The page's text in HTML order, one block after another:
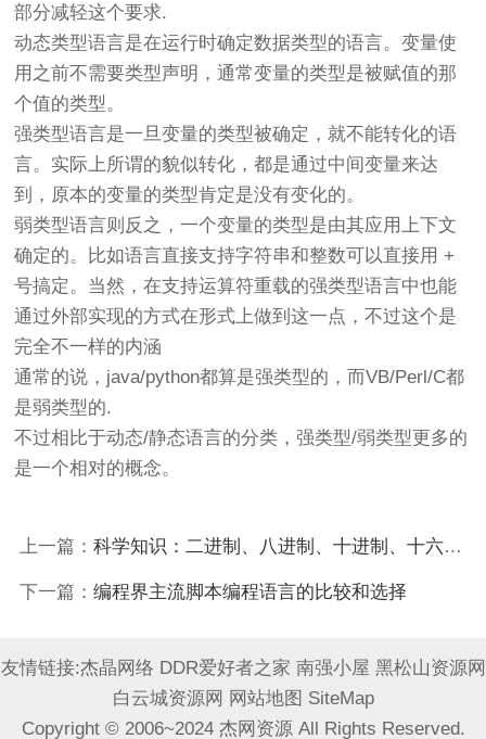
部分减轻这个要求.
动态类型语言是在运行时确定数据类型的语言。变量使
用之前不需要类型声明，通常变量的类型是被赋值的那
个值的类型。
强类型语言是一旦变量的类型被确定，就不能转化的语
言。实际上所谓的貌似转化，都是通过中间变量来达
到，原本的变量的类型肯定是没有变化的。
弱类型语言则反之，一个变量的类型是由其应用上下文
确定的。比如语言直接支持字符串和整数可以直接用 +
号搞定。当然，在支持运算符重载的强类型语言中也能
通过外部实现的方式在形式上做到这一点，不过这个是
完全不一样的内涵
通常的说，java/python都算是强类型的，而VB/Perl/C都
是弱类型的.
不过相比于动态/静态语言的分类，强类型/弱类型更多的
是一个相对的概念。
上一篇： 科学知识：二进制、八进制、十进制、十六进制转换
下一篇： 编程界主流脚本编程语言的比较和选择
友情链接:杰晶网络 DDR爱好者之家 南强小屋 黑松山资源网
白云城资源网 网站地图 SiteMap
Copyright © 2006~2024 杰网资源 All Rights Reserved.